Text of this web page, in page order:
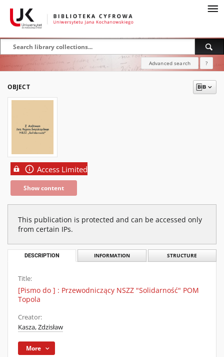
Advanced search ?
OBJECT
Access Limited
Show content
This publication is protected and can be accessed only
from certain IPs.
DESCRIPTION INFORMATION STRUCTURE
Title:
[Pismo do ] : Przewodniczący NSZZ "Solidarność" POM
Topola
Creator:
Kasza, Zdzisław
More